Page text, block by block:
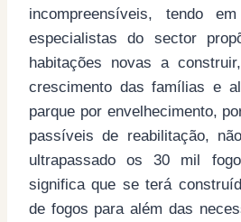
incompreensíveis, tendo
especialistas do sector
habitações novas a
crescimento das famílias e
parque por envelhecimento,
passíveis de reabilitação,
ultrapassado os 30 mil
significa que se terá
de fogos para além das